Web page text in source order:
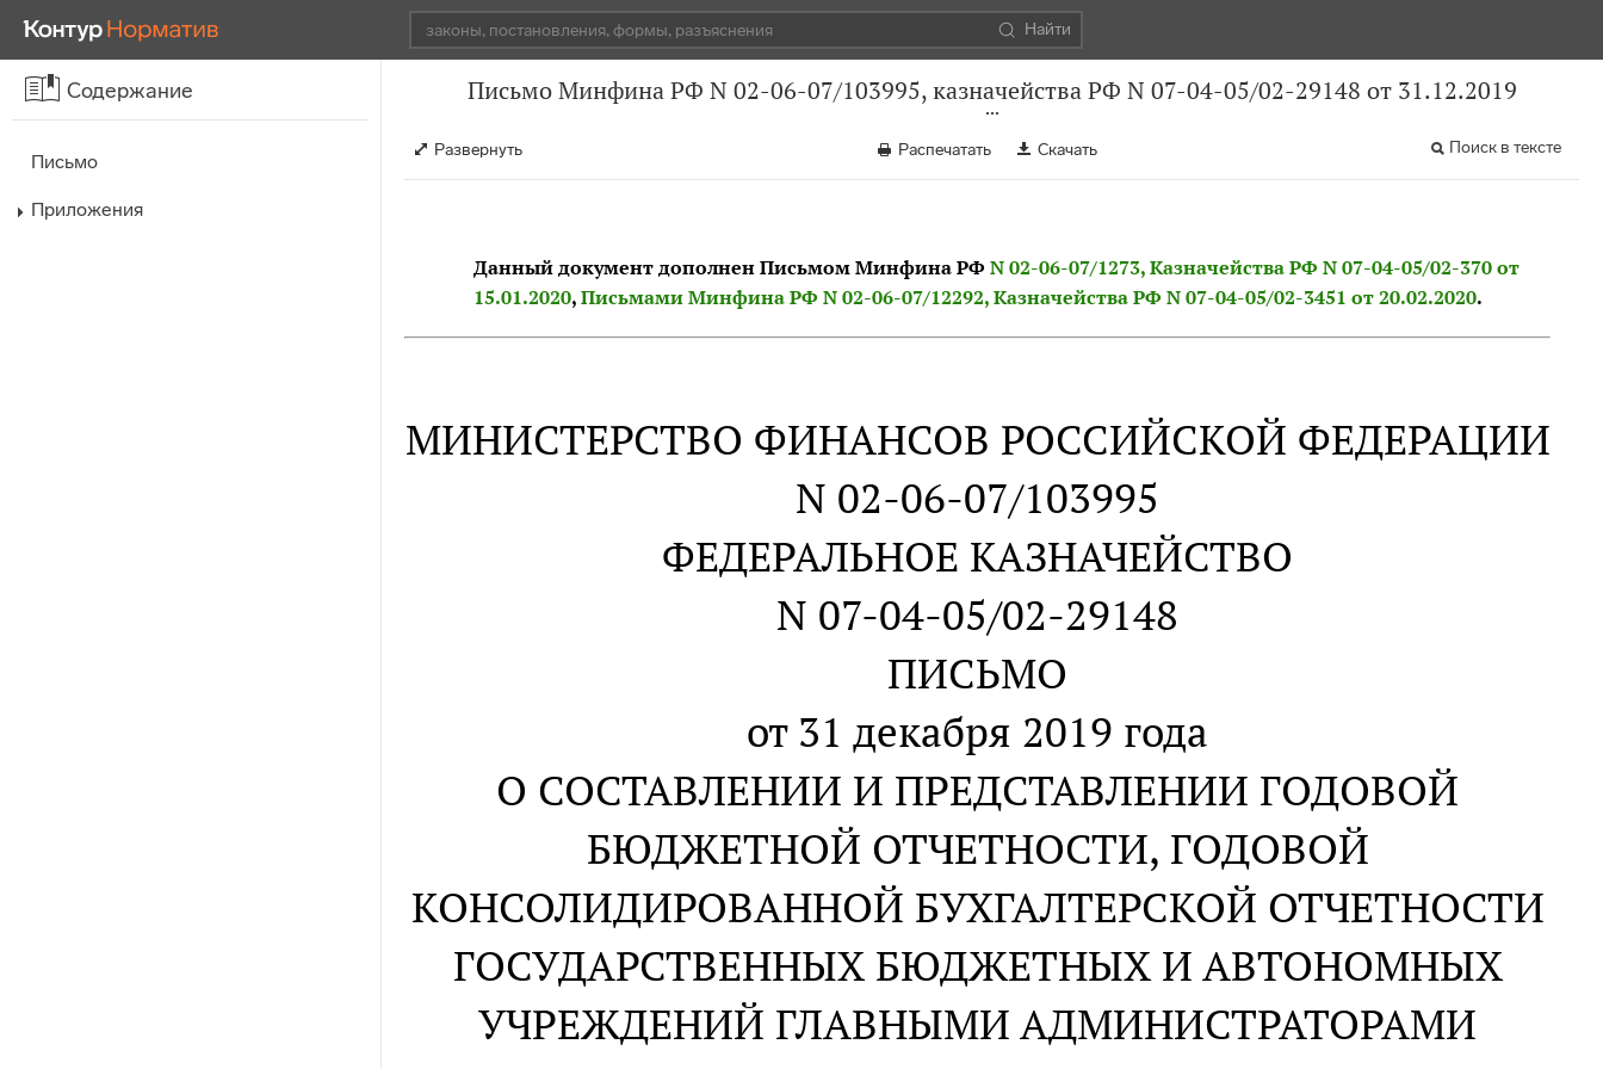
Найти
Содержание
Письмо
Приложения
Письмо Минфина РФ N 02-06-07/103995, казначейства РФ N 07-04-05/02-29148 от 31.12.2019
Развернуть Распечатать Скачать Поиск в тексте
Данный документ дополнен Письмом Минфина РФ N 02-06-07/1273, Казначейства РФ N 07-04-05/02-370 от
15.01.2020, Письмами Минфина РФ N 02-06-07/12292, Казначейства РФ N 07-04-05/02-3451 от 20.02.2020.
МИНИСТЕРСТВО ФИНАНСОВ РОССИЙСКОЙ ФЕДЕРАЦИИ
N 02-06-07/103995
ФЕДЕРАЛЬНОЕ КАЗНАЧЕЙСТВО
N 07-04-05/02-29148
ПИСЬМО
от 31 декабря 2019 года
О СОСТАВЛЕНИИ И ПРЕДСТАВЛЕНИИ ГОДОВОЙ
БЮДЖЕТНОЙ ОТЧЕТНОСТИ, ГОДОВОЙ
КОНСОЛИДИРОВАННОЙ БУХГАЛТЕРСКОЙ ОТЧЕТНОСТИ
ГОСУДАРСТВЕННЫХ БЮДЖЕТНЫХ И АВТОНОМНЫХ
УЧРЕЖДЕНИЙ ГЛАВНЫМИ АДМИНИСТРАТОРАМИ